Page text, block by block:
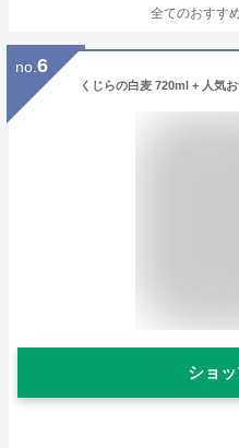
全てのおすす
no. 6
ショ